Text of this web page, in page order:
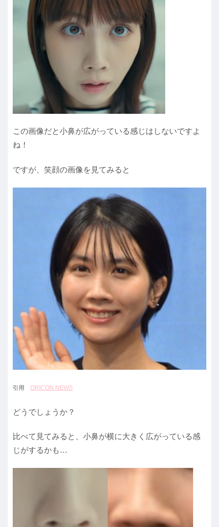
この画像だと小鼻が広がっている感じはしないですよ
ね！
ですが、笑顔の画像を見てみると
引用 ORICON NEWS
どうでしょうか？
比べて見てみると、小鼻が横に大きく広がっている感
じがするかも…